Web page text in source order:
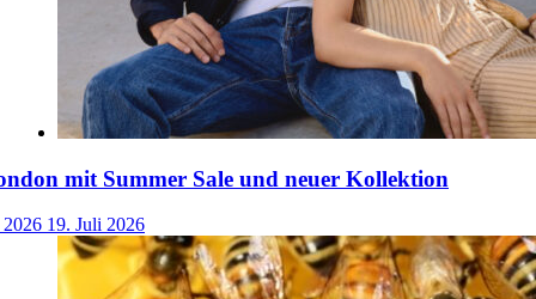
mit Summer Sale und neuer Kollektion
19. Juli 2026